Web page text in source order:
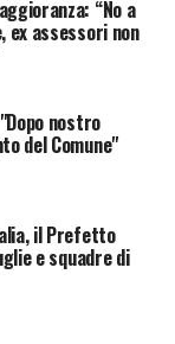
“No a
ex assessori non
nostro
del Comune"
il Prefetto
e squadre di